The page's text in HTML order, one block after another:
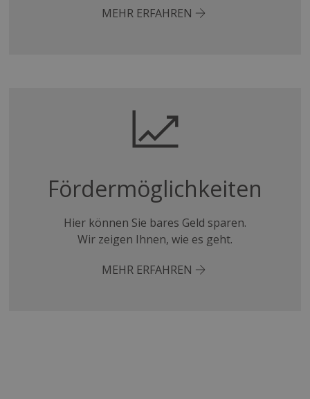
MEHR ERFAHREN
Fördermöglichkeiten
Hier können Sie bares Geld sparen.
Wir zeigen Ihnen, wie es geht.
MEHR ERFAHREN